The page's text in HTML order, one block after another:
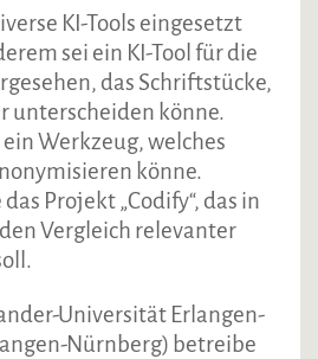
KI-Tools eingesetzt
sei ein KI-Tool für die
das Schriftstücke,
unterscheiden könne.
Werkzeug, welches
könne.
Projekt „Codify“, das in
Vergleich relevanter
Universität Erlangen-
Nürnberg) betreibe